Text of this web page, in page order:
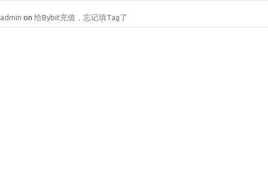
admin on 给Bybit充值，忘记填Tag了